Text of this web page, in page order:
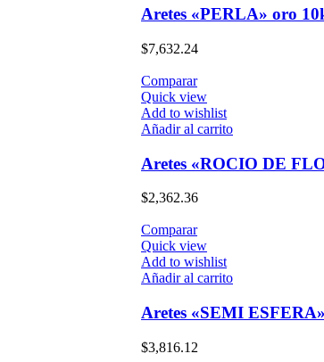
Aretes «PERLA» oro
$7,632.24
Comparar
Quick view
Add to wishlist
Añadir al carrito
Aretes «ROCIO DE
$2,362.36
Comparar
Quick view
Add to wishlist
Añadir al carrito
Aretes «SEMI
$3,816.12